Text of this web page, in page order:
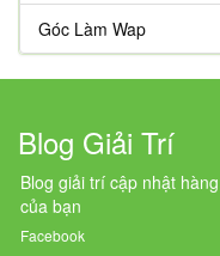
Góc Làm Wap
Blog Giải Trí
Blog giải trí cập nhật
của bạn
Facebook